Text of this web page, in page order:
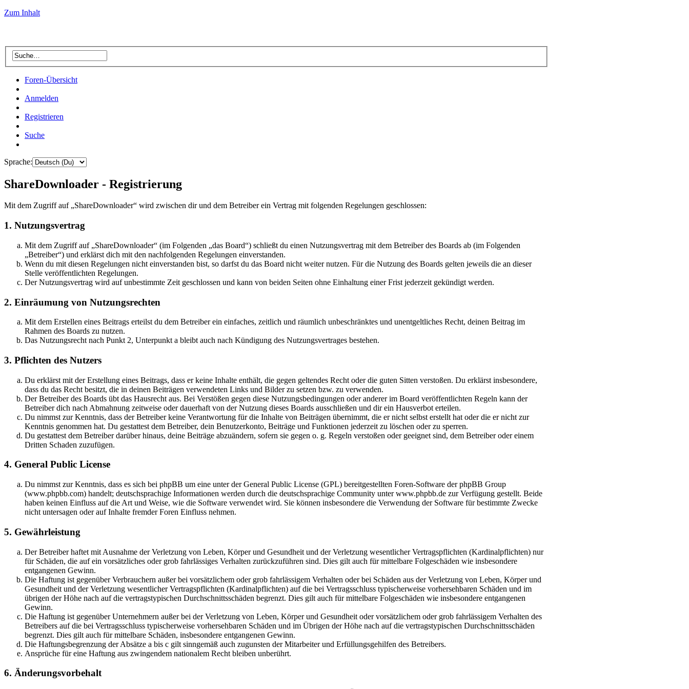
Zum Inhalt
Foren-Übersicht
Anmelden
Registrieren
Suche
Sprache:
ShareDownloader - Registrierung
Mit dem Zugriff auf „ShareDownloader“ wird zwischen dir und dem Betreiber ein Vertrag mit folgenden Regelungen geschlossen:
1. Nutzungsvertrag
Mit dem Zugriff auf „ShareDownloader“ (im Folgenden „das Board“) schließt du einen Nutzungsvertrag mit dem Betreiber des Boards ab (im Folgenden
„Betreiber“) und erklärst dich mit den nachfolgenden Regelungen einverstanden.
Wenn du mit diesen Regelungen nicht einverstanden bist, so darfst du das Board nicht weiter nutzen. Für die Nutzung des Boards gelten jeweils die an dieser
Stelle veröffentlichten Regelungen.
Der Nutzungsvertrag wird auf unbestimmte Zeit geschlossen und kann von beiden Seiten ohne Einhaltung einer Frist jederzeit gekündigt werden.
2. Einräumung von Nutzungsrechten
Mit dem Erstellen eines Beitrags erteilst du dem Betreiber ein einfaches, zeitlich und räumlich unbeschränktes und unentgeltliches Recht, deinen Beitrag im
Rahmen des Boards zu nutzen.
Das Nutzungsrecht nach Punkt 2, Unterpunkt a bleibt auch nach Kündigung des Nutzungsvertrages bestehen.
3. Pflichten des Nutzers
Du erklärst mit der Erstellung eines Beitrags, dass er keine Inhalte enthält, die gegen geltendes Recht oder die guten Sitten verstoßen. Du erklärst insbesondere,
dass du das Recht besitzt, die in deinen Beiträgen verwendeten Links und Bilder zu setzen bzw. zu verwenden.
Der Betreiber des Boards übt das Hausrecht aus. Bei Verstößen gegen diese Nutzungsbedingungen oder anderer im Board veröffentlichten Regeln kann der
Betreiber dich nach Abmahnung zeitweise oder dauerhaft von der Nutzung dieses Boards ausschließen und dir ein Hausverbot erteilen.
Du nimmst zur Kenntnis, dass der Betreiber keine Verantwortung für die Inhalte von Beiträgen übernimmt, die er nicht selbst erstellt hat oder die er nicht zur
Kenntnis genommen hat. Du gestattest dem Betreiber, dein Benutzerkonto, Beiträge und Funktionen jederzeit zu löschen oder zu sperren.
Du gestattest dem Betreiber darüber hinaus, deine Beiträge abzuändern, sofern sie gegen o. g. Regeln verstoßen oder geeignet sind, dem Betreiber oder einem
Dritten Schaden zuzufügen.
4. General Public License
Du nimmst zur Kenntnis, dass es sich bei phpBB um eine unter der General Public License (GPL) bereitgestellten Foren-Software der phpBB Group
(www.phpbb.com) handelt; deutschsprachige Informationen werden durch die deutschsprachige Community unter www.phpbb.de zur Verfügung gestellt. Beide
haben keinen Einfluss auf die Art und Weise, wie die Software verwendet wird. Sie können insbesondere die Verwendung der Software für bestimmte Zwecke
nicht untersagen oder auf Inhalte fremder Foren Einfluss nehmen.
5. Gewährleistung
Der Betreiber haftet mit Ausnahme der Verletzung von Leben, Körper und Gesundheit und der Verletzung wesentlicher Vertragspflichten (Kardinalpflichten) nur
für Schäden, die auf ein vorsätzliches oder grob fahrlässiges Verhalten zurückzuführen sind. Dies gilt auch für mittelbare Folgeschäden wie insbesondere
entgangenen Gewinn.
Die Haftung ist gegenüber Verbrauchern außer bei vorsätzlichem oder grob fahrlässigem Verhalten oder bei Schäden aus der Verletzung von Leben, Körper und
Gesundheit und der Verletzung wesentlicher Vertragspflichten (Kardinalpflichten) auf die bei Vertragsschluss typischerweise vorhersehbaren Schäden und im
übrigen der Höhe nach auf die vertragstypischen Durchschnittsschäden begrenzt. Dies gilt auch für mittelbare Folgeschäden wie insbesondere entgangenen
Gewinn.
Die Haftung ist gegenüber Unternehmern außer bei der Verletzung von Leben, Körper und Gesundheit oder vorsätzlichem oder grob fahrlässigem Verhalten des
Betreibers auf die bei Vertragsschluss typischerweise vorhersehbaren Schäden und im Übrigen der Höhe nach auf die vertragstypischen Durchschnittsschäden
begrenzt. Dies gilt auch für mittelbare Schäden, insbesondere entgangenen Gewinn.
Die Haftungsbegrenzung der Absätze a bis c gilt sinngemäß auch zugunsten der Mitarbeiter und Erfüllungsgehilfen des Betreibers.
Ansprüche für eine Haftung aus zwingendem nationalem Recht bleiben unberührt.
6. Änderungsvorbehalt